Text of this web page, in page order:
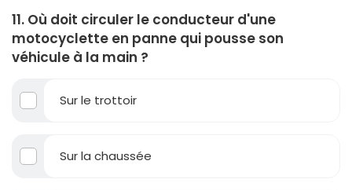
11. Où doit circuler le conducteur d'une
motocyclette en panne qui pousse son
véhicule à la main ?
Sur le trottoir
Sur la chaussée